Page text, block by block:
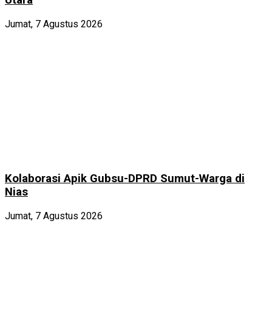
Jumat, 7 Agustus 2026
Kolaborasi Apik Gubsu-DPRD Sumut-Warga di
Nias
Jumat, 7 Agustus 2026